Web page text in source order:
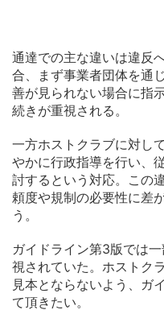
通達での主な違いは違反
合、まず事業者団体を通
善が見られない場合に指
続きが重視される。
一方ホストクラブに対し
やかに行政指導を行い、
討するという対応。この
頼度や規制の必要性に差
う。
ガイドライン第3版では
視されていた。ホストク
見本とならないよう、ガ
て頂きたい。